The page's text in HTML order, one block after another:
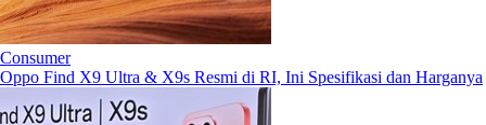
Consumer
Oppo Find X9 Ultra & X9s Resmi di RI, Ini Spesifikasi dan Harganya